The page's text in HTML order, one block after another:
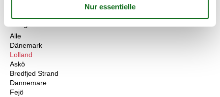
Alle
Dänemark
Lolland
Askö
Bredfjed Strand
Dannemare
Fejö